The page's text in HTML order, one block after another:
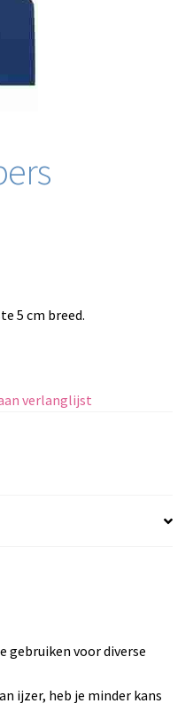
5 cm breed.
verlanglijst
gebruiken voor diverse
ijzer, heb je minder kans